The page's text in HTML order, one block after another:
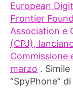
European
Frontier
Association e
(CPJ),
Commissione
marzo .
“SpyPhone”